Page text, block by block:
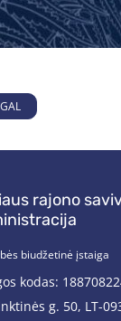
rajono
biudžetinė įstaiga
kodas:
g. 50, LT-